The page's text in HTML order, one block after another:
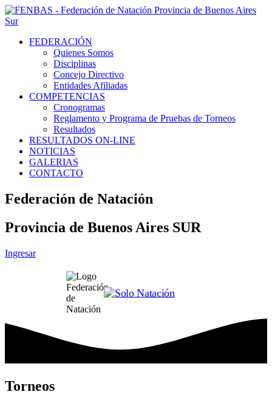
FEDERACIÓN
Quienes Somos
Disciplinas
Concejo Directivo
Entidades Afiliadas
COMPETENCIAS
Cronogramas
Reglamento y Programa de Pruebas de Torneos
Resultados
RESULTADOS ON-LINE
NOTICIAS
GALERIAS
CONTACTO
Federación de Natación
Provincia de Buenos Aires SUR
Ingresar
Torneos